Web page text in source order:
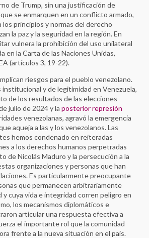
de Trump, sin una justificación de
se enmarquen en un conflicto armado,
principios y normas del derecho
la paz y la seguridad en la región. En
vulnera la prohibición del uso unilateral
en la Carta de las Naciones Unidas,
(artículos 3, 19-22).
riesgos para el pueblo venezolano.
institucional y de legitimidad en Venezuela,
de los resultados de las elecciones
julio de 2024 y la posterior represión
venezolanas, agravó la emergencia
aqueja a las y los venezolanos. Las
hemos condenado en reiteradas
a los derechos humanos perpetradas
de Nicolás Maduro y la persecución a la
organizaciones y personas que han
Es particularmente preocupante
que permanecen arbitrariamente
y cuya vida e integridad corren peligro en
los mecanismos diplomáticos e
articular una respuesta efectiva a
el importante rol que la comunidad
frente a la nueva situación en el país.